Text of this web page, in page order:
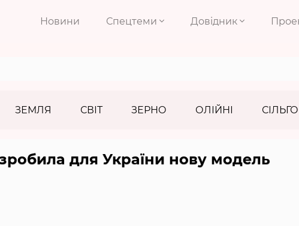
Новини Спецтеми Довідник
ЗЕМЛЯ СВІТ ЗЕРНО ОЛІЙНІ
для України нову модель